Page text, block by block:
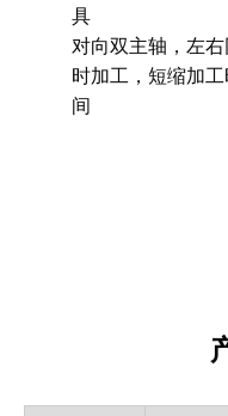
具
对向双主轴，左右
时加工，短缩加
间​